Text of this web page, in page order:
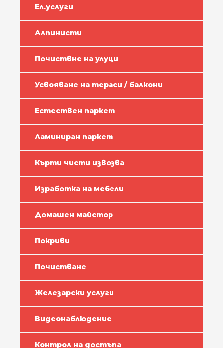
Ел.услуги
Алпинисти
Почиствне на улуци
Усвояване на тераси / балкони
Естествен паркет
Ламиниран паркет
Кърти чисти извозва
Изработка на мебели
Домашен майстор
Покриви
Почистване
Железарски услуги
Видеонаблюдение
Контрол на достъпа